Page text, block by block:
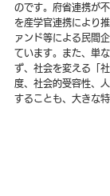
のです。府省連携が
を産学官連携により
ァンド等による民間
ています。また、単
ず、社会を変える「
度、社会的受容性、
することも、大きな